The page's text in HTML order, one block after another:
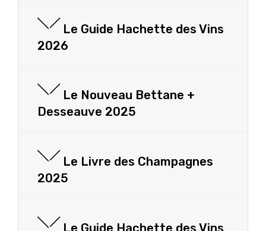
Le Guide Hachette des Vins
2026
Le Nouveau Bettane +
Desseauve 2025
Le Livre des Champagnes
2025
Le Guide Hachette des Vins